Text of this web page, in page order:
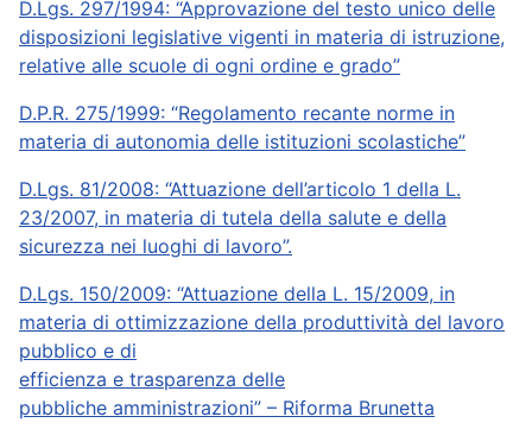
D.Lgs. 297/1994: “Approvazione del testo unico delle
disposizioni legislative vigenti in materia di istruzione,
relative alle scuole di ogni ordine e grado”
D.P.R. 275/1999: “Regolamento recante norme in
materia di autonomia delle istituzioni scolastiche”
D.Lgs. 81/2008: “Attuazione dell’articolo 1 della L.
23/2007, in materia di tutela della salute e della
sicurezza nei luoghi di lavoro”.
D.Lgs. 150/2009: “Attuazione della L. 15/2009, in
materia di ottimizzazione della produttività del lavoro
pubblico e di
efficienza e trasparenza delle
pubbliche amministrazioni” – Riforma Brunetta